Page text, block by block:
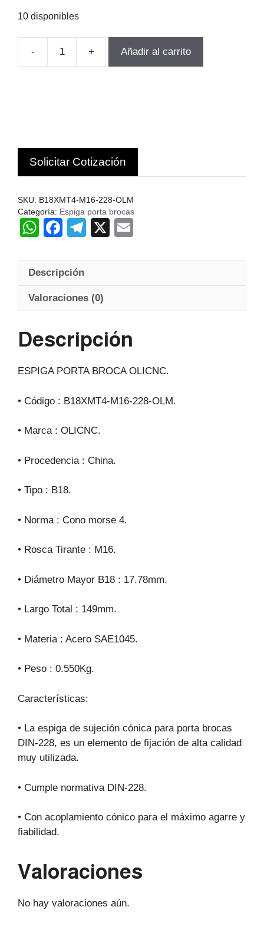
10 disponibles
-
ESPIGA
228
OLICNC
CHIN
+ Añadir al carrito
Solicitar Cotización
SKU: B18XMT4-M16-228-OLM
Categoría: Espiga porta brocas
W
at
A
p
F
c
b
o
T
e
a
X
ail
Descripción
Valoraciones (0)
Descripción
ESPIGA PORTA BROCA OLICNC.
• Código : B18XMT4-M16-228-OLM.
• Marca : OLICNC.
• Procedencia : China.
• Tipo : B18.
• Norma : Cono morse 4.
• Rosca Tirante : M16.
• Diámetro Mayor B18 : 17.78mm.
• Largo Total : 149mm.
• Materia : Acero SAE1045.
• Peso : 0.550Kg.
Características:
• La espiga de sujeción cónica para porta brocas
DIN-228, es un elemento de fijación de alta calidad
muy utilizada.
• Cumple normativa DIN-228.
• Con acoplamiento cónico para el máximo agarre y
fiabilidad.
Valoraciones
No hay valoraciones aún.